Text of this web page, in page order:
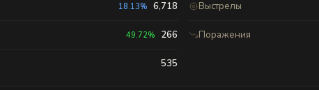
18.13% 6,718 Выстрелы
49.72% 266 Поражения
535